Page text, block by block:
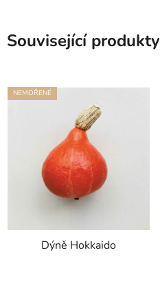
Související produkty
NEMOŘENÉ
Dýně Hokkaido